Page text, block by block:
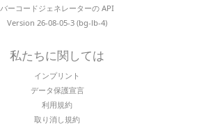
バーコードジェネレーターの API
Version 26-08-05-3 (bg-lb-4)
私たちに関しては
インプリント
データ保護宣言
利用規約
取り消し規約